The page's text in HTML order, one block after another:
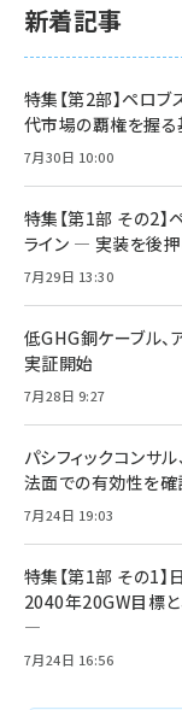
新着記事
特集【第2部】ペロ
代市場の覇権を握
7月30日 10:00
特集【第1部 その2】
ライン ― 実装を後
7月29日 13:30
低GHG銅ケーブル、
実証開始
7月28日 9:27
パシフィックコンサ
法面での有効性を確
7月24日 19:03
特集【第1部 その1
2040年20GW目標
―
7月24日 16:56